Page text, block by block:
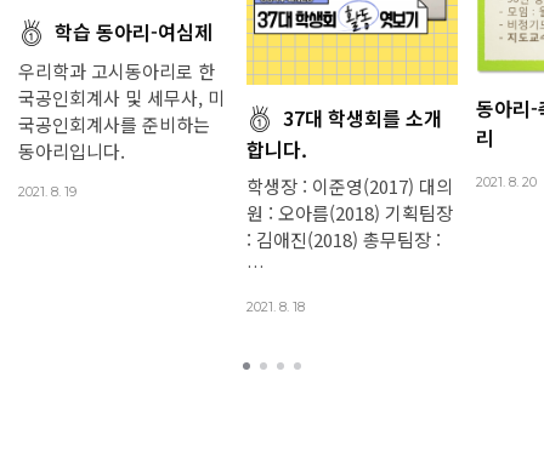
학습 동아리-여심제
우리학과 고시동아리로 한
국공인회계사 및 세무사, 미
국공인회계사를 준비하는
동아리입니다.
2021. 8. 19
37대 학생회를 소개
합니다.
학생장 : 이준영(2017) 대의
원 : 오아름(2018) 기획팀장
: 김애진(2018) 총무팀장 :
…
2021. 8. 18
동아리-
리
2021. 8. 20